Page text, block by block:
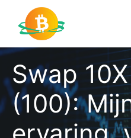
naar
inhoud
Swap
(100):